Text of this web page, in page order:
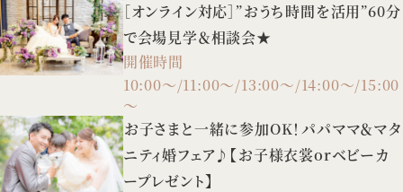
［オンライン対応］”おうち時間を活用”60分
で会場見学＆相談会★
開催時間
10:00～/11:00～/13:00～/14:00～/15:00
～
お子さまと一緒に参加OK！パパママ＆マタ
ニティ婚フェア♪【お子様衣裳orベビーカ
ープレゼント】